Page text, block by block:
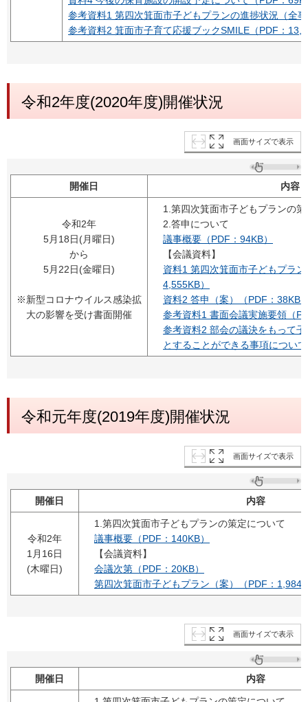
参考資料1 第四次箕面市子どもプランの進捗状況（全
参考資料2 箕面市子育て応援ブックSMILE（PDF：
令和2年度(2020年度)開催状況
画面サイズで表示
開催日 内容
令和2年
5月18日(月曜日)
から
5月22日(金曜日)
※新型コロナウイルス感染拡
大の影響を受け書面開催
1.第四次箕面市子どもプランの
2.答申について
議事概要（PDF：94KB）
【会議資料】
資料1 第四次箕面市子どもプラ
4,555KB）
資料2 答申（案）（PDF：38KB
参考資料1 書面会議実施要領（
参考資料2 部会の議決をもって
とすることができる事項につい
令和元年度(2019年度)開催状況
画面サイズで表示
開催日 内容
令和2年
1月16日
(木曜日)
1.第四次箕面市子どもプランの策定について
議事概要（PDF：140KB）
【会議資料】
会議次第（PDF：20KB）
第四次箕面市子どもプラン（案）（PDF：
画面サイズで表示
開催日 内容